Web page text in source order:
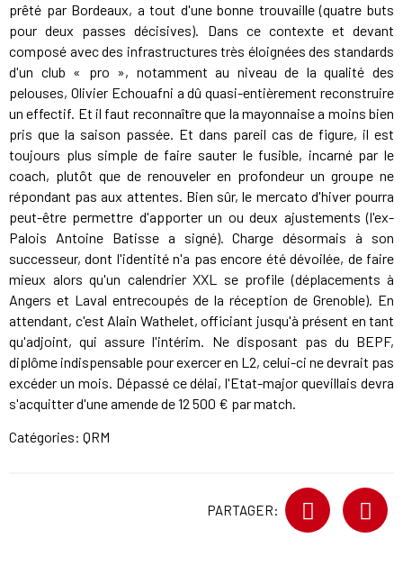
prêté par Bordeaux, a tout d'une bonne trouvaille (quatre buts
pour deux passes décisives). Dans ce contexte et devant
composé avec des infrastructures très éloignées des standards
d'un club « pro », notamment au niveau de la qualité des
pelouses, Olivier Echouafni a dû quasi-entièrement reconstruire
un effectif. Et il faut reconnaître que la mayonnaise a moins bien
pris que la saison passée. Et dans pareil cas de figure, il est
toujours plus simple de faire sauter le fusible, incarné par le
coach, plutôt que de renouveler en profondeur un groupe ne
répondant pas aux attentes. Bien sûr, le mercato d'hiver pourra
peut-être permettre d'apporter un ou deux ajustements (l'ex-
Palois Antoine Batisse a signé). Charge désormais à son
successeur, dont l'identité n'a pas encore été dévoilée, de faire
mieux alors qu'un calendrier XXL se profile (déplacements à
Angers et Laval entrecoupés de la réception de Grenoble). En
attendant, c'est Alain Wathelet, officiant jusqu'à présent en tant
qu'adjoint, qui assure l'intérim. Ne disposant pas du BEPF,
diplôme indispensable pour exercer en L2, celui-ci ne devrait pas
excéder un mois. Dépassé ce délai, l'Etat-major quevillais devra
s'acquitter d'une amende de 12 500 € par match.
Catégories: QRM
PARTAGER: